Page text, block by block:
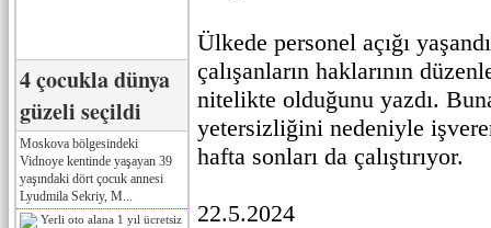
4 çocukla dünya
güzeli seçildi
Moskova bölgesindeki
Vidnoye kentinde yaşayan 39
yaşındaki dört çocuk annesi
Lyudmila Sekriy, M...
Ülkede personel açığı
çalışanların haklarının
nitelikte olduğunu yazdı.
yetersizliğini nedeniyle
hafta sonları da çalıştırıyor.
22.5.2024